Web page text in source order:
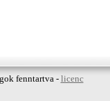
fenntartva - licenc